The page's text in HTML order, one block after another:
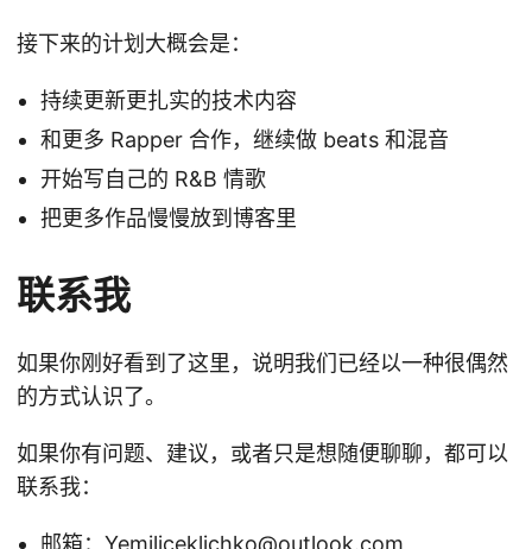
接下来的计划大概会是：
持续更新更扎实的技术内容
和更多 Rapper 合作，继续做 beats 和混音
开始写自己的 R&B 情歌
把更多作品慢慢放到博客里
联系我
如果你刚好看到了这里，说明我们已经以一种很偶然
的方式认识了。
如果你有问题、建议，或者只是想随便聊聊，都可以
联系我：
邮箱： Yemiliceklichko@outlook.com